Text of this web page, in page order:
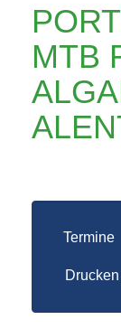
MTB
Termine
Drucken